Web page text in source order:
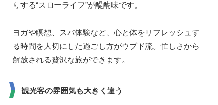
りする“スローライフ”が醍醐味です。
ヨガや瞑想、スパ体験など、心と体をリフレッシュす
る時間を大切にした過ごし方がウブド流。忙しさから
解放される贅沢な旅ができます。
観光客の雰囲気も大きく違う